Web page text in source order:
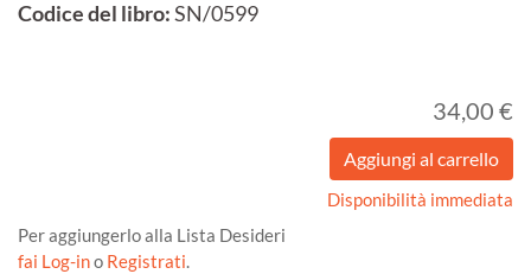
Codice del libro:SN/0599
34,00 €
Disponibilità immediata
Per aggiungerlo alla Lista Desideri
fai Log-ino Registrati.